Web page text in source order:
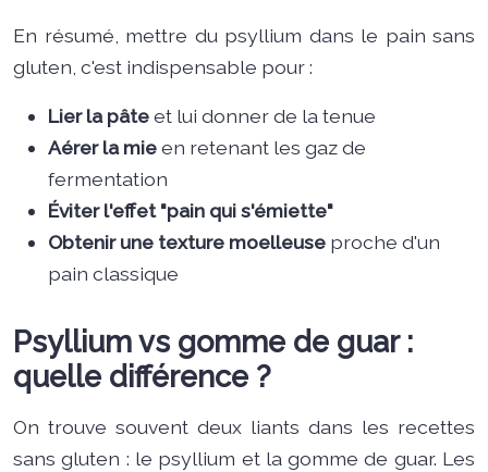
En résumé, mettre du psyllium dans le pain sans
gluten, c'est indispensable pour :
Lier la pâteet lui donner de la tenue
Aérer la mieen retenant les gaz de
fermentation
Éviter l'effet "pain qui s'émiette"
Obtenir une texture moelleuse proche d'un
pain classique
Psyllium vs gomme de guar :
quelle différence ?
On trouve souvent deux liants dans les recettes
sans gluten : le psyllium et la gomme de guar. Les